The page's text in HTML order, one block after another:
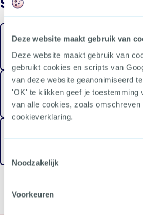
Deze website maakt gebruik van
Deze website maakt gebruik van
gebruikt cookies en scripts van
van deze website geanonimiseerd
'OK' te klikken geef je toestemming
van alle cookies, zoals
cookieverklaring.
Noodzakelijk
Voorkeuren
Snel naar
Smartshop
Growshop en groothandel